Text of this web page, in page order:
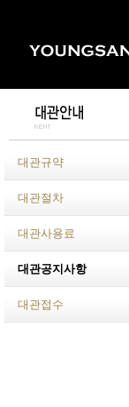
대관규약
대관절차
대관사용료
대관공지사항
대관접수